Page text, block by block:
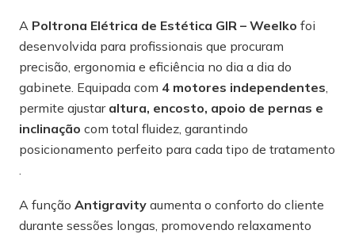
A Poltrona Elétrica de Estética GIR – Weelko foi
desenvolvida para profissionais que procuram
precisão, ergonomia e eficiência no dia a dia do
gabinete. Equipada com 4 motores independentes
permite ajustar altura, encosto, apoio de pernas e
inclinação com total fluidez, garantindo
posicionamento perfeito para cada tipo de tratamento
A função Antigravity aumenta o conforto do cliente
durante sessões longas, promovendo relaxamento